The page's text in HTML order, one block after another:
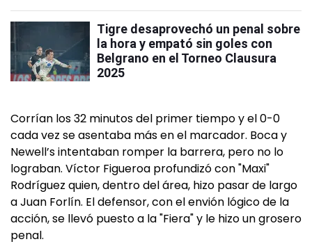
Tigre desaprovechó un penal sobre
la hora y empató sin goles con
Belgrano en el Torneo Clausura
2025
Corrían los 32 minutos del primer tiempo y el 0-0
cada vez se asentaba más en el marcador. Boca y
Newell’s intentaban romper la barrera, pero no lo
lograban. Víctor Figueroa profundizó con "Maxi"
Rodríguez quien, dentro del área, hizo pasar de largo
a Juan Forlín. El defensor, con el envión lógico de la
acción, se llevó puesto a la "Fiera" y le hizo un grosero
penal.